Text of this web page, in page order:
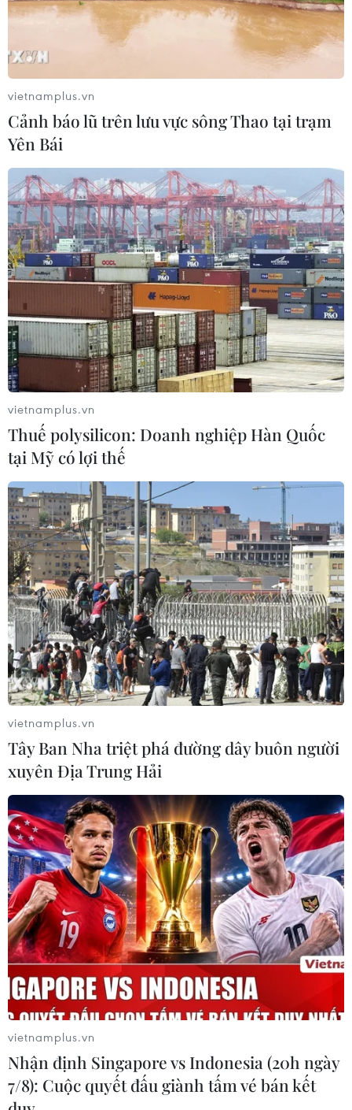
Đây chuyến công du nước ngoài cuối cùng trong nhiệm
kỳ tổng thống của ông Obama nhằm trấn an những lo
ngại của các đồng minh châu Âu sau khi ông Donald
Trump giành thắng lợi trong cuộc bầu cử vừa qua.
vietnamplus.vn
Cảnh báo lũ trên lưu vực sông Thao tại trạm
Yên Bái
vietnamplus.vn
Thuế polysilicon: Doanh nghiệp Hàn Quốc
tại Mỹ có lợi thế
vietnamplus.vn
Tây Ban Nha triệt phá đường dây buôn người
xuyên Địa Trung Hải
vietnamplus.vn
Nhận định Singapore vs Indonesia (20h ngày
7/8): Cuộc quyết đấu giành tấm vé bán kết